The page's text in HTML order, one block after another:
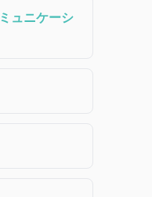
ュニケーシ